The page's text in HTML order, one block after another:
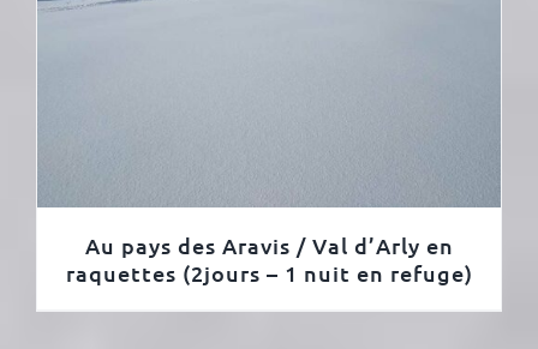
Au pays des Aravis / Val d’Arly en
raquettes (2jours – 1 nuit en refuge)